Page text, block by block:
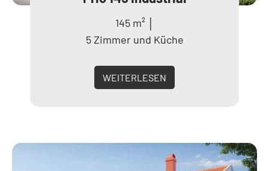
145 m² │
5 Zimmer und Küche
WEITERLESEN